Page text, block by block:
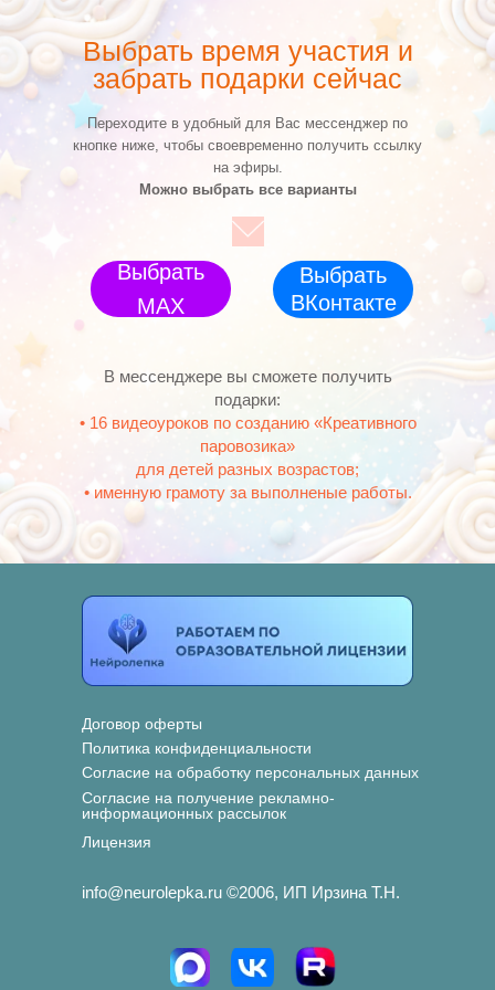
Выбрать время участия и
забрать подарки сейчас
Выбрать
МАХ
Выбрать
ВКонтакте
Переходите в удобный для Вас мессенджер по
кнопке ниже, чтобы своевременно получить ссылку
на эфиры.
Можно выбрать все варианты
В мессенджере вы сможете получить
подарки:
• 16 видеоуроков по созданию «Креативного
паровозика»
для детей разных возрастов;
• именную грамоту за выполненые работы.
Договор оферты
Политика конфиденциальности
Согласие на обработку персональных данных
Согласие на получение рекламно-
информационных рассылок
info@neurolepka.ru ©2006, ИП Ирзина Т.Н.
Лицензия